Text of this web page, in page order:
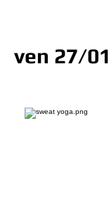
ven 27/01